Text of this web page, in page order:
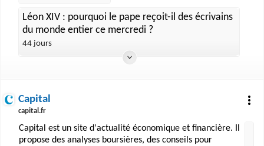
Léon XIV : pourquoi le pape reçoit-il des écrivains
du monde entier ce mercredi ?
44 jours
Capital
capital.fr
Capital est un site d'actualité économique et financière. Il
propose des analyses boursières, des conseils pour